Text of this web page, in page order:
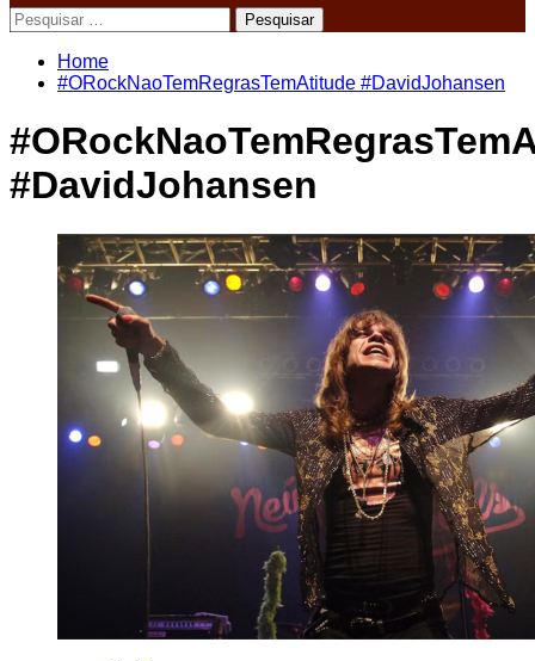
Pesquisar
por:
Home
#ORockNaoTemRegrasTemAtitude #DavidJohansen
#DavidJohansen